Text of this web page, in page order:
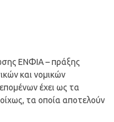
ΕΝΦΙΑ – πράξης
και νομικών
έχει ως τα
τα οποία αποτελούν